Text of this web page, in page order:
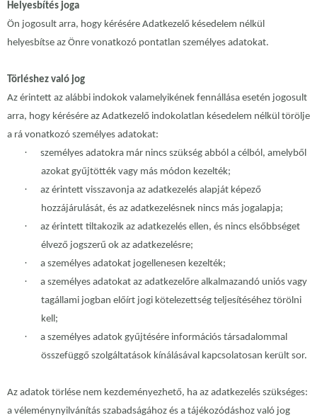
Helyesbítés joga
Ön jogosult arra, hogy kérésére Adatkezelő késedelem nélkül
helyesbítse az Önre vonatkozó pontatlan személyes adatokat.
Törléshez való jog
Az érintett az alábbi indokok valamelyikének fennállása esetén jogosult
arra, hogy kérésére az Adatkezelő indokolatlan késedelem nélkül törölje
a rá vonatkozó személyes adatokat:
·
személyes adatokra már nincs szükség abból a célból, amelyből
azokat gyűjtötték vagy más módon kezelték;
·
az érintett visszavonja az adatkezelés alapját képező
hozzájárulását, és az adatkezelésnek nincs más jogalapja;
·
az érintett tiltakozik az adatkezelés ellen, és nincs elsőbbséget
élvező jogszerű ok az adatkezelésre;
· a személyes adatokat jogellenesen kezelték;
·
a személyes adatokat az adatkezelőre alkalmazandó uniós vagy
tagállami jogban előírt jogi kötelezettség teljesítéséhez törölni
kell;
·
a személyes adatok gyűjtésére információs társadalommal
összefüggő szolgáltatások kínálásával kapcsolatosan került sor.
Az adatok törlése nem kezdeményezhető, ha az adatkezelés szükséges:
a véleménynyilvánítás szabadságához és a tájékozódáshoz való jog